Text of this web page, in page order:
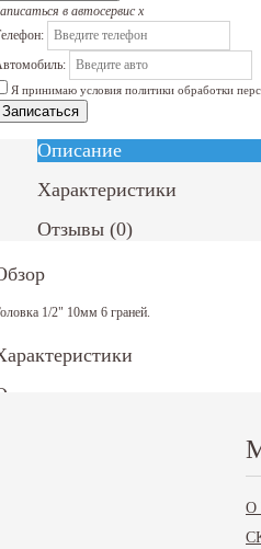
в автосервис x
Я принимаю условия политики обработки
Записаться
Описание
Характеристики
Отзывы (0)
1/2" 10мм 6 граней.
О